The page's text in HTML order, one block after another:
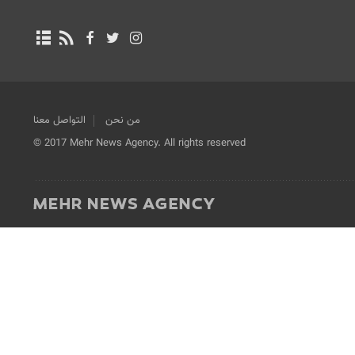
من نحن
التواصل معنا
© 2017 Mehr News Agency. All rights reserved